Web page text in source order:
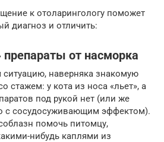
к отоларингологу поможет
диагноз и отличить:
препараты от насморка
наверняка знакомую
стажем: у кота из носа «льет», а
под рукой нет (или же
с сосудосуживающим эффектом).
помочь питомцу,
нибудь каплями из